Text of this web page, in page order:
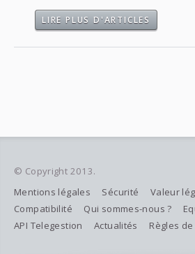
LIRE PLUS D'ARTICLES
© Copyright 2013.
Mentions légales
Sécurité Valeur
Compatibilité
Qui sommes-nous ?
API Telegestion
Actualités Règles